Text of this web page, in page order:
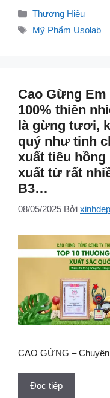
Danh
mục
Thương Hiệu
Thẻ
Mỹ Phẩm Usolab
Cao Gừng
100% thiên
là gừng tươi,
quý như tinh
xuất tiêu hồng
xuất từ rất
B3…
08/05/2025 Bởi
CAO GỪNG –
Đọc tiếp